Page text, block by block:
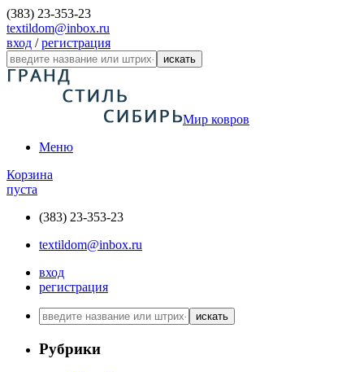
(383) 23-353-23
textildom@inbox.ru
вход /регистрация
искать
Мир ковров
Меню
Корзина
пуста
(383) 23-353-23
textildom@inbox.ru
вход
регистрация
искать
Рубрики